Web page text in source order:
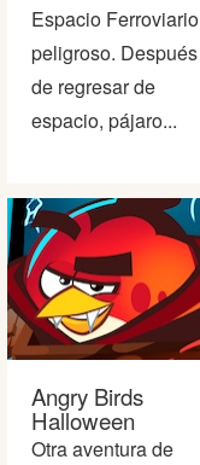
Espacio Ferroviario
peligroso. Después
de regresar de
espacio, pájaro...
Angry Birds
Halloween
Otra aventura de